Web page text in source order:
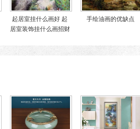
起居室挂什么画好 起
居室装饰挂什么画招财
手绘油画的优缺点